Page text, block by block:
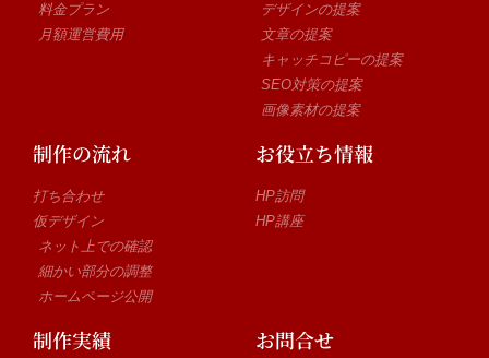
料金プラン
月額運営費用
デザインの提案
文章の提案
キャッチコピーの提案
SEO対策の提案
画像素材の提案
制作の流れ
打ち合わせ
仮デザイン
ネット上での確認
細かい部分の調整
ホームページ公開
お役立ち情報
HP訪問
HP講座
制作実績 お問合せ